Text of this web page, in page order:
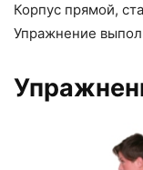
Корпус прямой,
Упражнение